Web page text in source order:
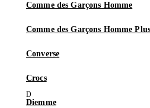
Comme des Garçons Homme
Comme des Garçons Homme Plus
Converse
Crocs
Diemme